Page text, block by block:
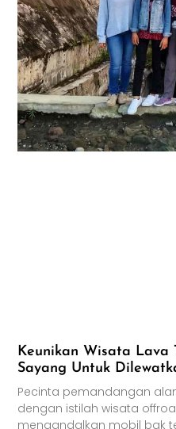
Keunikan Wisata Lava
Sayang Untuk
Pecinta pemandangan
dengan istilah wisata
mengandalkan mobil bak